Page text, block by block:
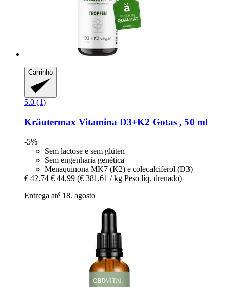
Carrinho
5.0 (1)
Kräutermax Vitamina D3+K2 Gotas , 50 ml
-5%
Sem lactose e sem glúten
Sem engenharia genética
Menaquinona MK7 (K2) e colecalciferol (D3)
€ 42,74 € 44,99 (€ 381,61 / kg Peso líq. drenado)
Entrega até 18. agosto